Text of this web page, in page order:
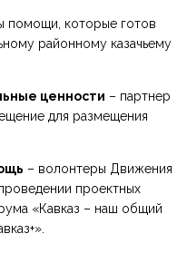
помощи, которые готов
районному казачьему
ценности – партнер
для размещения
– волонтеры Движения
проектных
«Кавказ – наш общий